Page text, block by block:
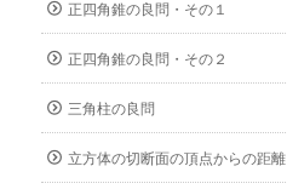
正四角錐の良問・その１
正四角錐の良問・その２
三角柱の良問
立方体の切断面の頂点からの距離